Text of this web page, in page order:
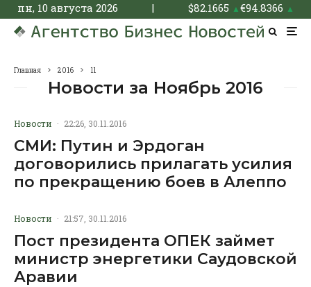
пн, 10 августа 2026 | $82.1665 ▲€94.8366 ▲
Главная 2016 11
Новости за Ноябрь 2016
Новости · 22:26, 30.11.2016
СМИ: Путин и Эрдоган
договорились прилагать усилия
по прекращению боев в Алеппо
Новости · 21:57, 30.11.2016
Пост президента ОПЕК займет
министр энергетики Саудовской
Аравии